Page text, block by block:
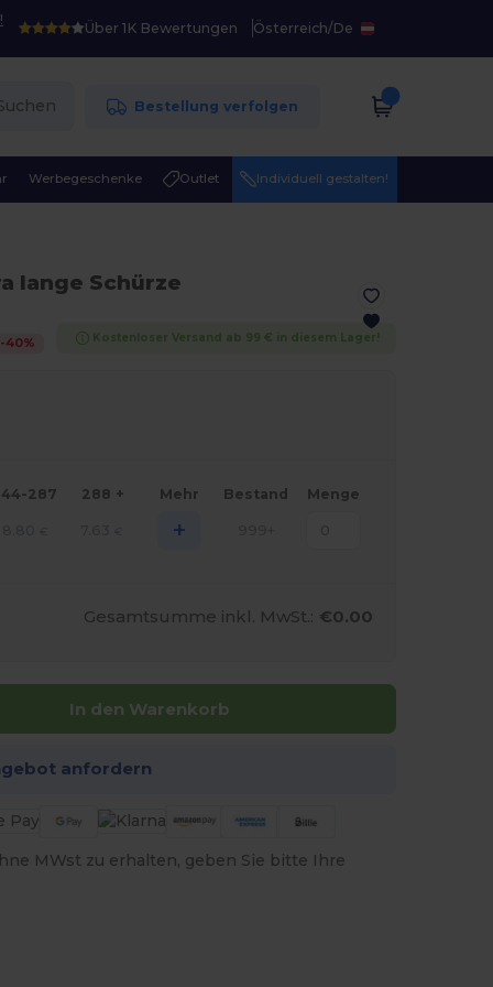
Über 1K Bewertungen Österreich/De
Bestellung verfolgen
Werbegeschenke Outlet Individuell gestalten!
lange Schürze
-40% Kostenloser Versand ab 99 € in diesem Lager!
287 288 + Mehr Bestand Menge
+
Gesamtsumme inkl. MwSt.: €0.00
In den Warenkorb
anfordern
MWst zu erhalten, geben Sie bitte Ihre